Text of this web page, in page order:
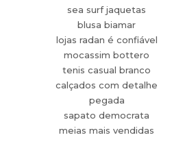
sea surf jaquetas
blusa biamar
lojas radan é confiável
mocassim bottero
tenis casual branco
calçados com detalhe
pegada
sapato democrata
meias mais vendidas